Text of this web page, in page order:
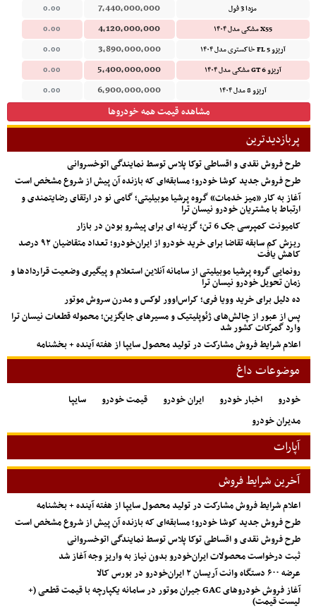
مزدا 3 فول
7,440,000,000
0.00
X55 مشکی مدل ۱۴۰۴
4,120,000,000
0.00
آریزو 5 FL خاکستری مدل ۱۴۰۴
3,890,000,000
0.00
آریزو 6 GT مشکی مدل ۱۴۰۴
5,400,000,000
0.00
آریزو 8 مدل ۱۴۰۴
6,900,000,000
0.00
مشاهده قیمت همه خودروها
پربازدیدترین
طرح فروش نقدی و اقساطی توکا پلاس توسط نمایندگی اتوخسروانی
طرح فروش جدید کوشا خودرو؛ مسابقه‌ای که بازنده آن پیش از شروع مشخص است
آغاز به کار «میز خدمات» گروه پرشیا موبیلیتی؛ گامی نو در ارتقای رضایتمندی و
ارتباط با مشتریان خودرو نیسان ترا
کامیونت کمپرسی جک 6 تن؛ گزینه ای برای پیشرو بودن در بازار
ریزش کم‌ سابقه تقاضا برای خرید خودرو از ایران‌خودرو؛ تعداد متقاضیان ۹۲ درصد
کاهش یافت
رونمایی گروه پرشیا موبیلیتی از سامانه آنلاین استعلام و پیگیری وضعیت قراردادها و
زمان تحویل خودرو نیسان ترا
ده دلیل برای خرید وویا فری؛ کراس‌اوور لوکس و مدرن سروش موتور
پس از عبور از چالش‌های ژئوپلیتیک و مسیرهای جایگزین؛ محموله قطعات نیسان ترا
وارد گمرکات کشور شد
اعلام شرایط فروش مشارکت در تولید محصول سایپا از هفته آینده + بخشنامه
موضوعات داغ
خودرو اخبار خودرو ایران خودرو قیمت خودرو
سایپا
مدیران خودرو
آپارات
آخرین شرایط فروش
اعلام شرایط فروش مشارکت در تولید محصول سایپا از هفته آینده + بخشنامه
طرح فروش جدید کوشا خودرو؛ مسابقه‌ای که بازنده آن پیش از شروع مشخص است
طرح فروش نقدی و اقساطی توکا پلاس توسط نمایندگی اتوخسروانی
ثبت درخواست محصولات ایران‌خودرو بدون نیاز به واریز وجه آغاز شد
عرضه ۶۰۰ دستگاه وانت آریسان ۲ ایران‌خودرو در بورس کالا
آغاز فروش خودروهای GAC جیران موتور در سامانه یکپارچه با قیمت قطعی (+
لیست قیمت)